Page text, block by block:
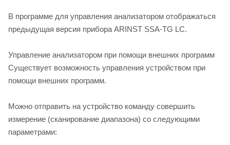
В программе для управления анализатором отображаться
предыдущая версия прибора ARINST SSA-TG LC.
Управление анализатором при помощи внешних программ
Существует возможность управления устройством при
помощи внешних программ.
Можно отправить на устройство команду совершить
измерение (сканирование диапазона) со следующими
параметрами: